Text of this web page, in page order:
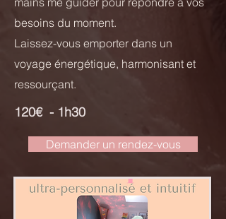
besoins du moment.
Laissez-vous emporter dans un
voyage énergétique, harmonisant et
ressourçant.
120€ - 1h30
Demander un rendez-vous